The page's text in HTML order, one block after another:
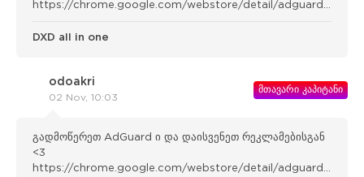
https://chrome.google.com/webstore/detail/adguard-
DXD all in one
odoakri
02 Nov, 10:03
მთავარი კაპიტანი
გადმოწერეთ AdGuard ი და დაისვენეთ რეკლამებისგან
<3
https://chrome.google.com/webstore/detail/adguard-